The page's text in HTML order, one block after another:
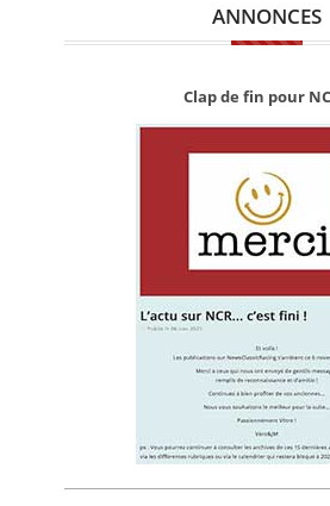
ANNONCES
Clap de fin pour